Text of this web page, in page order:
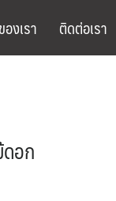
งเรา ติดต่อเรา
อก